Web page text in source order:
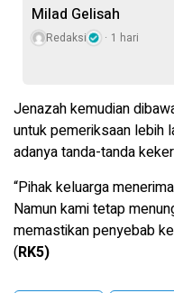
Milad Gelisah
Redaksi 1 hari
Jenazah kemudian
untuk pemeriksaan lebih
adanya tanda-tanda
“Pihak keluarga
Namun kami tetap
memastikan penyebab
(RK5)